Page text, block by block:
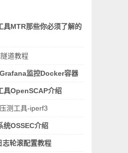
具MTR那些你必须了解的
道教程
监控Docker容器
具OpenSCAP介绍
测工具-iperf3
统OSSEC介绍
轮滚配置教程